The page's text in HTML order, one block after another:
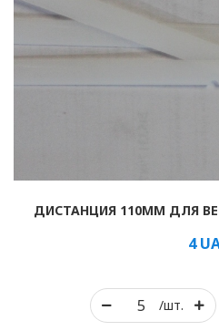
/шт.
ДИСТАНЦИЯ 110ММ ДЛЯ
4